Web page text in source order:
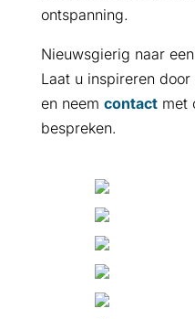
ontspanning.
Nieuwsgierig naar
Laat u inspireren door
en neem contact met
bespreken.